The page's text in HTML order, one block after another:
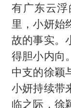
有广东云
里，小妍始
故的事实。
得胆小内向
中支的徐颖
小妍持续带
临之际，徐